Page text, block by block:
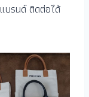
บรนด์ ติดต่อได้